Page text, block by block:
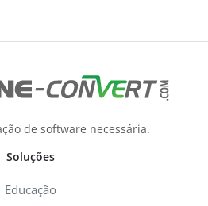
de software necessária.
Soluções
Educação